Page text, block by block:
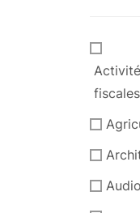
fiscales